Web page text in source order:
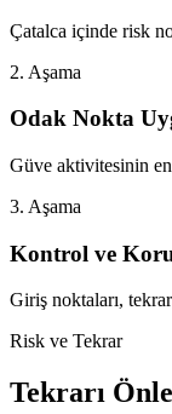
Çatalca içinde risk
2. Aşama
Odak Nokta
Güve aktivitesinin
3. Aşama
Kontrol ve
Giriş noktaları,
Risk ve Tekrar
Tekrarı